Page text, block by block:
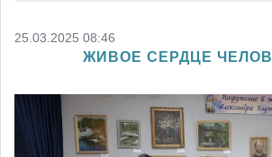
25.03.2025 08:46
ЖИВОЕ СЕРДЦЕ